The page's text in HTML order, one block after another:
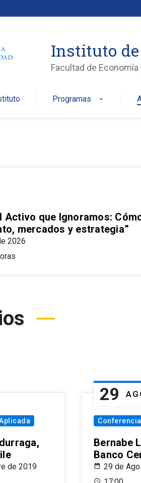
Instituto
Facultad de
Programas arrow_drop_down
Activo que Ignoramos:
mercados y estrategia”
2026
de 2019
29
Bernabe
Banco
29 de